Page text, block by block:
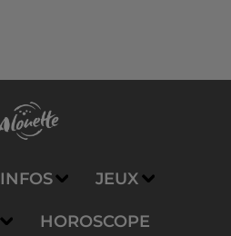
INFOS JEUX
HOROSCOPE